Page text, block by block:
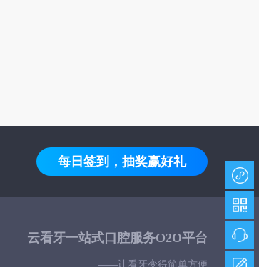
每日签到，抽奖赢好礼
云看牙一站式口腔服务O2O平台
——让看牙变得简单方便